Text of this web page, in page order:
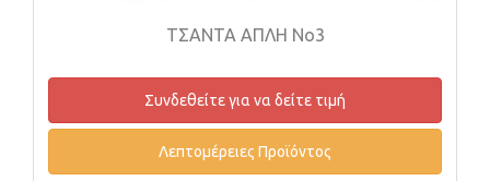
ΤΣΑΝΤΑ ΑΠΛΗ Νο3
Συνδεθείτε για να δείτε τιμή
Λεπτομέρειες Προϊόντος